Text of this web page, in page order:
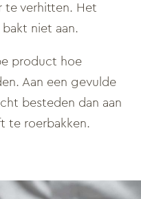
te verhitten. Het
niet aan.
product hoe
Aan een gevulde
besteden dan aan
te roerbakken.